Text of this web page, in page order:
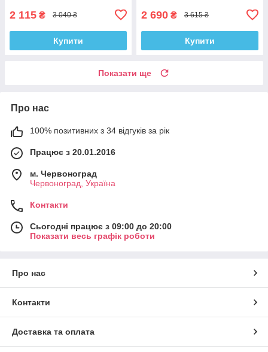
2 115 ₴ 3 040 ₴
Купити
2 690 ₴ 3 615 ₴
Купити
Показати ще
Про нас
100% позитивних з 34 відгуків за рік
Працює з 20.01.2016
м. Червоноград
Червоноград, Україна
Контакти
Сьогодні працює з 09:00 до 20:00
Показати весь графік роботи
Про нас
Контакти
Доставка та оплата